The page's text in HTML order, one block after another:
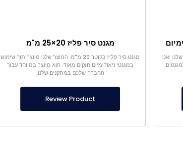
ואנו
מגנט סיר פליז 20×25 מ"מ
מגנט סיר פליז בקוטר 20 מ"מ. המוצר שלנו מיוצר תוך שימוש
במגנטי ניאודימיום חזקים מאוד. הוא מיוצר במיוחד עבור
החברה שלכם במתקנים שלנו.
Review Product